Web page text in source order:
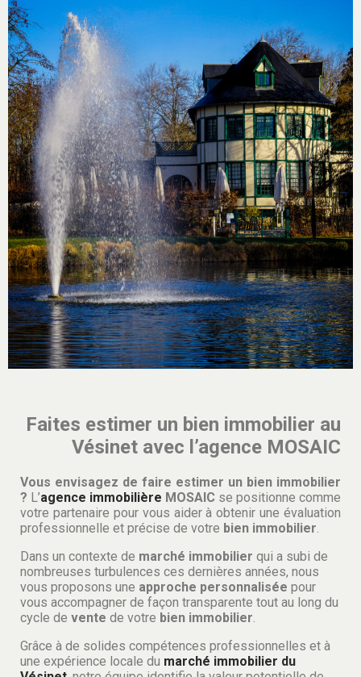
Faites estimer un bien immobilier au
Vésinet avec l’agence MOSAIC
Vous envisagez de faire estimer un bien immobilier
? L’agence immobilière MOSAIC se positionne comme
votre partenaire pour vous aider à obtenir une évaluation
professionnelle et précise de votre bien immobilier
Dans un contexte de marché immobilier qui a subi de
nombreuses turbulences ces dernières années, nous
vous proposons une approche personnalisée pour
vous accompagner de façon transparente tout au long du
cycle de vente de votre bien immobilier
Grâce à de solides compétences professionnelles et à
une expérience locale du marché immobilier du